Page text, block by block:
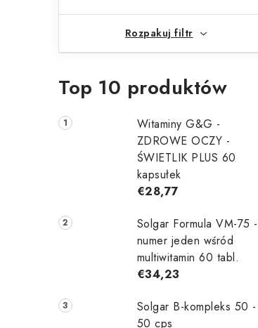
c
z
n
y
Rozpakuj filtr
Top 10 produktów
Witaminy G&G -
ZDROWE OCZY -
ŚWIETLIK PLUS 60
kapsułek
€28,77
Solgar Formula VM-75 -
numer jeden wśród
multiwitamin 60 tabl.
€34,23
Solgar B-kompleks 50 -
50 cps